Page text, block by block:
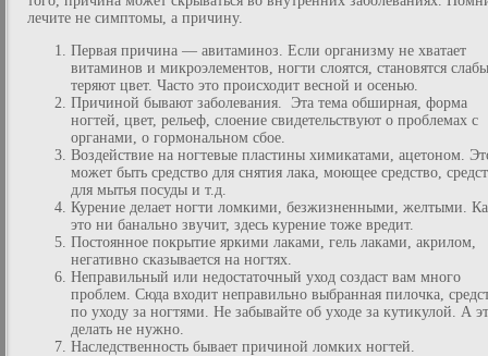
лечите не симптомы, а причину.
Первая причина — авитаминоз. Если организму не хватает
витаминов и микроэлементов, ногти слоятся, становятся
теряют цвет. Часто это происходит весной и осенью.
Причиной бывают заболевания. Эта тема обширная, форма
ногтей, цвет, рельеф, слоение свидетельствуют о проблемах с
органами, о гормональном сбое.
Воздействие на ногтевые пластины химикатами, ацетоном.
может быть средство для снятия лака, моющее средство,
для мытья посуды и т.д.
Курение делает ногти ломкими, безжизненными, желтыми.
это ни банально звучит, здесь курение тоже вредит.
Постоянное покрытие яркими лаками, гель лаками, акрилом,
негативно сказывается на ногтях.
Неправильный или недостаточный уход создаст вам много
проблем. Сюда входит неправильно выбранная пилочка,
по уходу за ногтями. Не забывайте об уходе за кутикулой. А
делать не нужно.
Наследственность бывает причиной ломких ногтей.